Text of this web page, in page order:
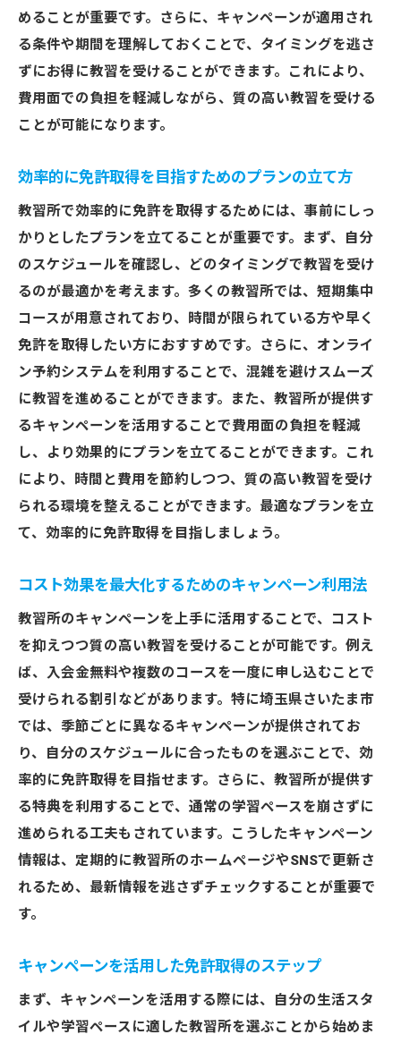
めることが重要です。さらに、キャンペーンが適用され
る条件や期間を理解しておくことで、タイミングを逃さ
ずにお得に教習を受けることができます。これにより、
費用面での負担を軽減しながら、質の高い教習を受ける
ことが可能になります。
効率的に免許取得を目指すためのプランの立て方
教習所で効率的に免許を取得するためには、事前にしっ
かりとしたプランを立てることが重要です。まず、自分
のスケジュールを確認し、どのタイミングで教習を受け
るのが最適かを考えます。多くの教習所では、短期集中
コースが用意されており、時間が限られている方や早く
免許を取得したい方におすすめです。さらに、オンライ
ン予約システムを利用することで、混雑を避けスムーズ
に教習を進めることができます。また、教習所が提供す
るキャンペーンを活用することで費用面の負担を軽減
し、より効果的にプランを立てることができます。これ
により、時間と費用を節約しつつ、質の高い教習を受け
られる環境を整えることができます。最適なプランを立
て、効率的に免許取得を目指しましょう。
コスト効果を最大化するためのキャンペーン利用法
教習所のキャンペーンを上手に活用することで、コスト
を抑えつつ質の高い教習を受けることが可能です。例え
ば、入会金無料や複数のコースを一度に申し込むことで
受けられる割引などがあります。特に埼玉県さいたま市
では、季節ごとに異なるキャンペーンが提供されてお
り、自分のスケジュールに合ったものを選ぶことで、効
率的に免許取得を目指せます。さらに、教習所が提供す
る特典を利用することで、通常の学習ペースを崩さずに
進められる工夫もされています。こうしたキャンペーン
情報は、定期的に教習所のホームページやSNSで更新さ
れるため、最新情報を逃さずチェックすることが重要で
す。
キャンペーンを活用した免許取得のステップ
まず、キャンペーンを活用する際には、自分の生活スタ
イルや学習ペースに適した教習所を選ぶことから始めま